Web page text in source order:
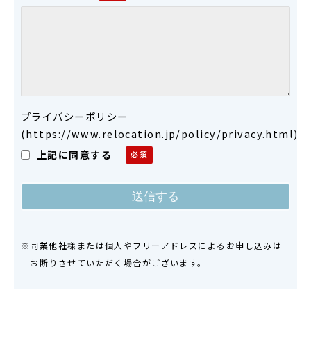
プライバシーポリシー
(https://www.relocation.jp/policy/privacy.html)
上記に同意する
※同業他社様または個人やフリーアドレスによるお申し込みは
お断りさせていただく場合がございます。